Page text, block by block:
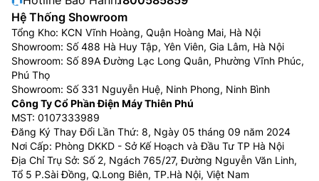
Nhược điểm của Máy Lọc Không Khí samsung:
Bên cạnh những ưu điểm ở trên thì sử dụng máy lọc
không khí cũng có một số nhược điểm như:
Một số dòng máy lọc không khí có công suất nhỏ
chỉ phù hợp với những không gian có diện tích
hẹp, nhỏ hoặc ít bụi bẩn.
Chế độ điều khiển từ xa là ưu điểm và cũng là
nhược điểm, vì khi hết pin bạn sẽ không thể sử
dụng được.
Hệ Thống Showroom
Tổng Kho: KCN Vĩnh Hoàng, Quận Hoàng Mai, Hà Nội
Showroom: Số 488 Hà Huy Tập, Yên Viên, Gia Lâm, Hà Nội
Showroom: Số 89A Đường Lạc Long Quân, Phường Vĩnh Phúc,
Phú Thọ
Showroom: Số 331 Nguyễn Huệ, Ninh Phong, Ninh Bình
Công Ty Cổ Phần Điện Máy Thiên Phú
MST: 0107333989
Đăng Ký Thay Đổi Lần Thứ: 8, Ngày 05 tháng 09 năm 2024
Nơi Cấp: Phòng DKKD - Sở Kế Hoạch và Đầu Tư TP Hà Nội
Địa Chỉ Trụ Sở: Số 2, Ngách 765/27, Đường Nguyễn Văn Linh,
Tổ 5 P.Sài Đồng, Q.Long Biên, TP.Hà Nội, Việt Nam